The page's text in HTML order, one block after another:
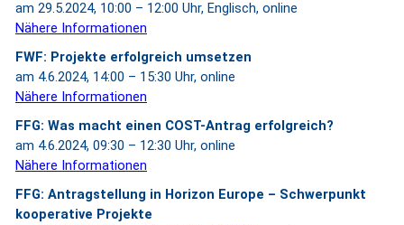
am 29.5.2024, 10:00 – 12:00 Uhr, Englisch, online
Nähere Informationen
FWF: Projekte erfolgreich umsetzen
am 4.6.2024, 14:00 – 15:30 Uhr, online
Nähere Informationen
FFG: Was macht einen COST-Antrag erfolgreich?
am 4.6.2024, 09:30 – 12:30 Uhr, online
Nähere Informationen
FFG: Antragstellung in Horizon Europe – Schwerpunkt
kooperative Projekte